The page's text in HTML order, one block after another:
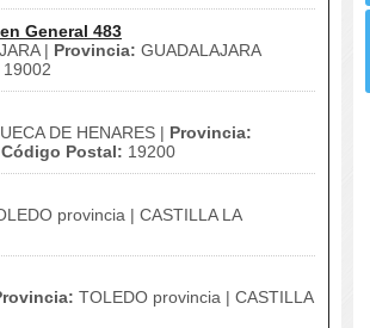
General 483
| Provincia: GUADALAJARA
19002
DE HENARES | Provincia:
Código Postal: 19200
provincia | CASTILLA LA
TOLEDO provincia | CASTILLA